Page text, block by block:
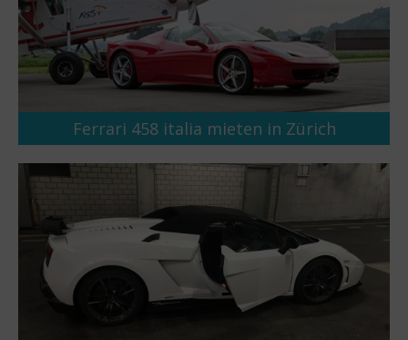
Ferrari 458 italia mieten in Zürich